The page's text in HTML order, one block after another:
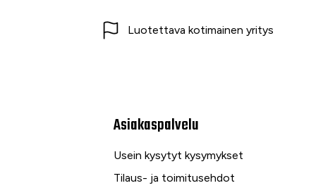
Luotettava kotimainen yritys
Asiakaspalvelu
Usein kysytyt kysymykset
Tilaus- ja toimitusehdot